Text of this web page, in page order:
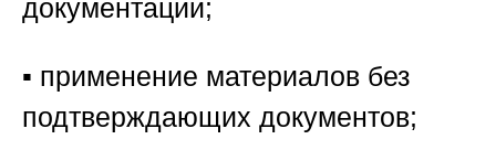
документации;
▪️ применение материалов без
подтверждающих документов;